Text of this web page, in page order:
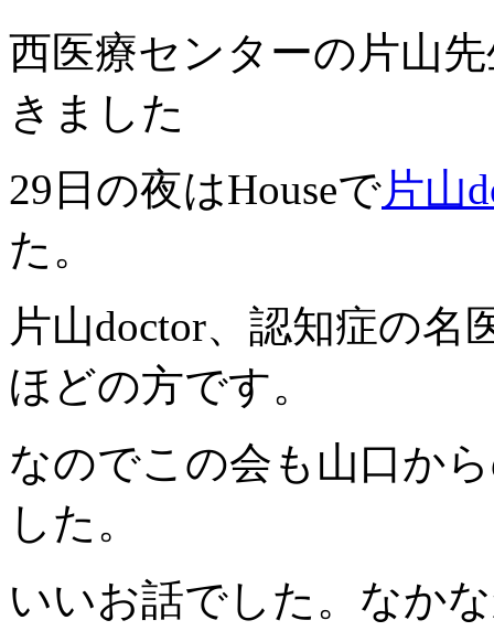
西医療センターの片山
きました
29日の夜はHouseで片山
た。
片山doctor、認知症の
ほどの方です。
なのでこの会も山口か
した。
いいお話でした。なか